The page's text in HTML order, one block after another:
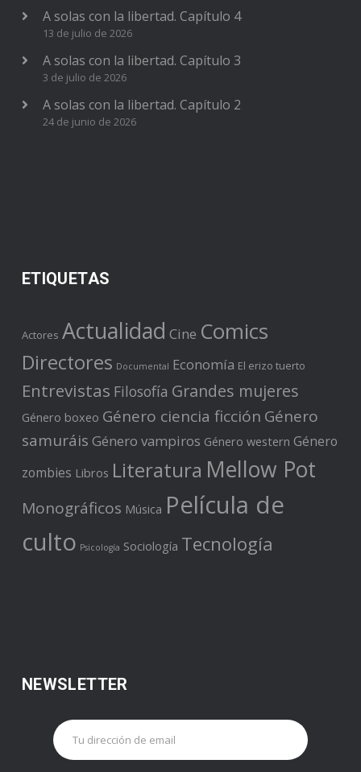
A solas con la libertad. Capítulo 4
13 de julio de 2026
A solas con la libertad. Capítulo 3
3 de julio de 2026
A solas con la libertad. Capítulo 2
24 de junio de 2026
ETIQUETAS
Actores Actualidad Cine Comics
Directores Documental Economía El erizo tuerto
Entrevistas Filosofía Grandes mujeres
Género boxeo Género ciencia ficción Género
samuráis Género vampiros Género western Género
zombies Libros Literatura Mellow Pot
Monográficos Música Película de
culto Psicología Sociología Tecnología
NEWSLETTER